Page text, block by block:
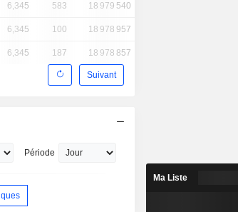
6,345 583 18 979 540
6,345 100 18 978 957
6,345 187 18 978 857
Suivant
Période
Ma Liste